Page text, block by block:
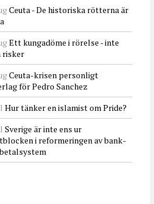
Ceuta - De historiska rötterna är
Ett kungadöme i rörelse - inte
risker
Ceuta-krisen personligt
för Pedro Sanchez
Hur tänker en islamist om Pride?
Sverige är inte ens ur
i reformeringen av bank-